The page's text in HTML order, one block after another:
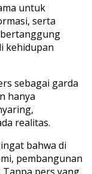
untuk
serta
kehidupan
sebagai garda
hanya
realitas.
bahwa di
pembangunan